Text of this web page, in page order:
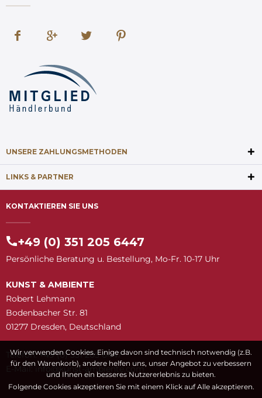
UNSERE ZAHLUNGSMETHODEN
LINKS & PARTNER
KONTAKTIEREN SIE UNS
+49 (0) 351 205 6447
Persönliche Beratung u. Bestellung, Mo-Fr. 10-17 Uhr
KUNST & AMBIENTE
Robert Lehmann
Bodenbacher Str. 81
01277 Dresden, Deutschland
Telefon: +49 (0) 351 205 6447
E-Mail:
moc.etneibma-t
snuk@ofni
Wir verwenden Cookies. Einige davon sind technisch notwendig (z.B.
für den Warenkorb), andere helfen uns, unser Angebot zu verbessern
und Ihnen ein besseres Nutzererlebnis zu bieten.
Folgende Cookies akzeptieren Sie mit einem Klick auf Alle akzeptieren.